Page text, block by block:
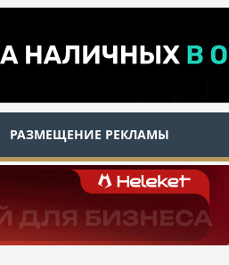
РАЗМЕЩЕНИЕ РЕКЛАМЫ